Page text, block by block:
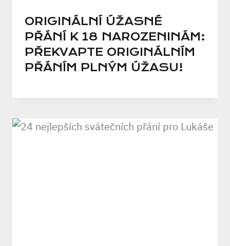
ORIGINÁLNÍ ÚŽASNÉ
PŘÁNÍ K 18 NAROZENINÁM:
PŘEKVAPTE ORIGINÁLNÍM
PŘÁNÍM PLNÝM ÚŽASU!